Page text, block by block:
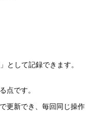
として記録できます。
点です。
更新でき、毎回同じ操作